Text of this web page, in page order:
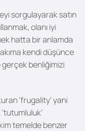
sorgulayarak satın
olanı iyi
hatta bir anlamda
kendi düşünce
gerçek benliğimizi
‘frugality’ yani
temelde benzer